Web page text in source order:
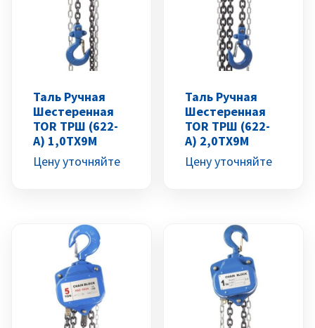
Таль Ручная
Шестеренная
TOR ТРШ (622-
A) 1,0ТХ9М
Цену уточняйте
Таль Ручная
Шестеренная
TOR ТРШ (622-
A) 2,0ТХ9М
Цену уточняйте